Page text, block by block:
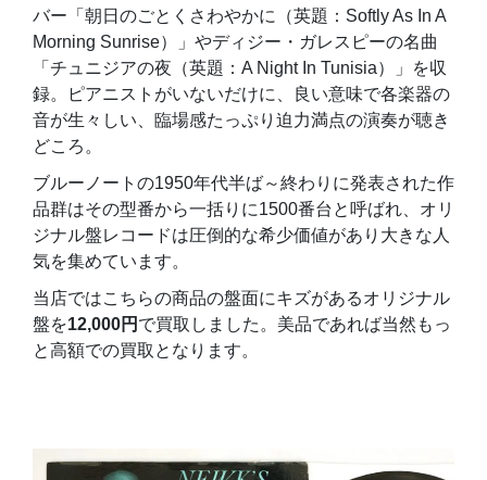
バー「朝日のごとくさわやかに（英題：Softly As In A
Morning Sunrise）」やディジー・ガレスピーの名曲
「チュニジアの夜（英題：A Night In Tunisia）」を収
録。ピアニストがいないだけに、良い意味で各楽器の
音が生々しい、臨場感たっぷり迫力満点の演奏が聴き
どころ。
ブルーノートの1950年代半ば～終わりに発表された作
品群はその型番から一括りに1500番台と呼ばれ、オリ
ジナル盤レコードは圧倒的な希少価値があり大きな人
気を集めています。
当店ではこちらの商品の盤面にキズがあるオリジナル
盤を12,000円 で買取しました。美品であれば当然もっ
と高額での買取となります。